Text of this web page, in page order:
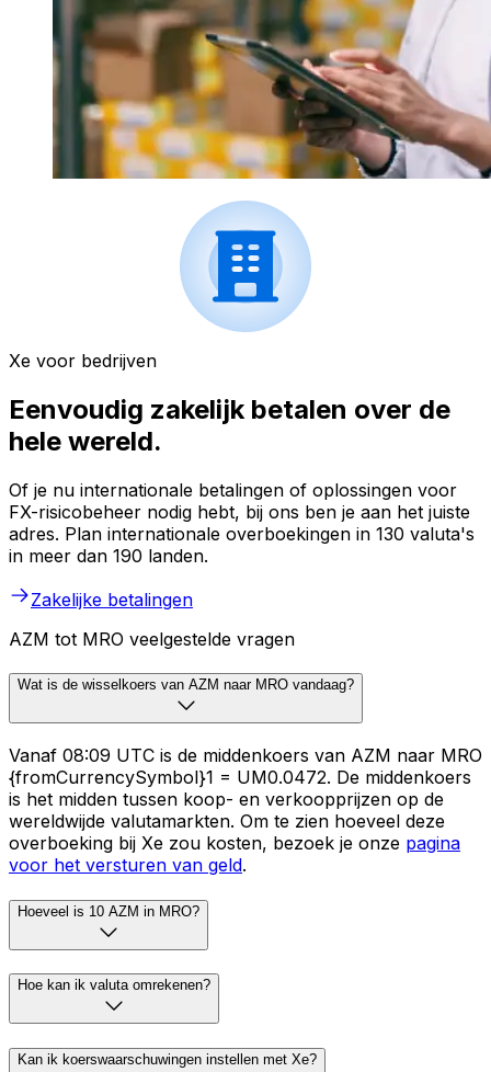
Xe voor bedrijven
Eenvoudig zakelijk betalen over de
hele wereld.
Of je nu internationale betalingen of oplossingen voor
FX-risicobeheer nodig hebt, bij ons ben je aan het juiste
adres. Plan internationale overboekingen in 130 valuta's
in meer dan 190 landen.
Zakelijke betalingen
AZM tot MRO veelgestelde vragen
Wat is de wisselkoers van AZM naar MRO vandaag?
Vanaf 08:09 UTC is de middenkoers van AZM naar MRO
{fromCurrencySymbol}1 = UM0.0472. De middenkoers
is het midden tussen koop- en verkoopprijzen op de
wereldwijde valutamarkten. Om te zien hoeveel deze
overboeking bij Xe zou kosten, bezoek je onze pagina
voor het versturen van geld.
Hoeveel is 10 AZM in MRO?
Hoe kan ik valuta omrekenen?
Kan ik koerswaarschuwingen instellen met Xe?